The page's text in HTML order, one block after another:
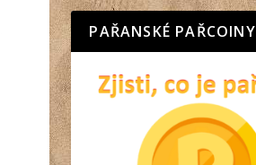
PAŘANSKÉ PAŘCOINY